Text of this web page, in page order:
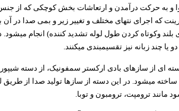
و به حرکت درآمدن و ارتعاشات بخش کوچکی که از
که اجرای نتهای مختلف و تغییر زیر و بمی صدا در آن
بلند وکوتاه کردن طول لوله تشدید کننده) انجام
دو یا چند زبانه نیز تقسیمبندی میکنند.
ای از سازهای بادی ارکستر سمفونیک، از دسته
ساخته میشود. در این دسته از سازها تولید صدا از
ترومپت، ترومبون و توبا.